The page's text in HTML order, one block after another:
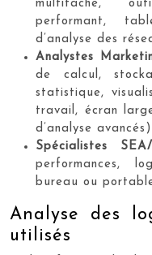
multitâche,
performant,
d’analyse des
Analystes
de calcul,
statistique,
travail, écran
d’analyse
Spécialistes
performances,
bureau ou
Analyse des
utilisés